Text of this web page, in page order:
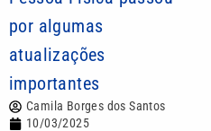
por algumas
atualizações
importantes
Camila Borges dos Santos
10/03/2025